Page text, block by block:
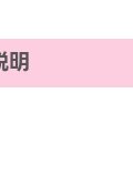
明